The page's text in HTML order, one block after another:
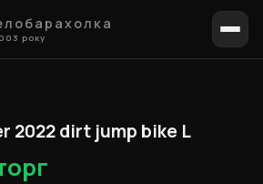
року
2022 dirt jump bike L